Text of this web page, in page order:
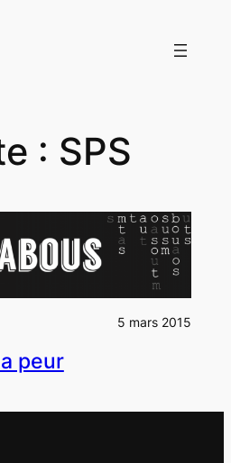
: SPS
5 mars 2015
peur